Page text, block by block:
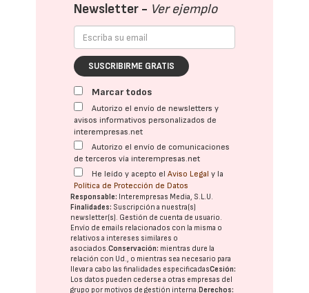
Newsletter - Ver ejemplo
SUSCRIBIRME GRATIS
Marcar todos
Autorizo el envío de newsletters y
avisos informativos personalizados de
interempresas.net
Autorizo el envío de comunicaciones
de terceros vía interempresas.net
He leído y acepto elAviso Legal y la
Política de Protección de Datos
Responsable: Interempresas Media, S.L.U.
Finalidades: Suscripción a nuestra(s)
newsletter(s). Gestión de cuenta de usuario.
Envío de emails relacionados con la misma o
relativos a intereses similares o
asociados.Conservación: mientras dure la
relación con Ud., o mientras sea necesario para
llevar a cabo las finalidades especificadasCesión:
Los datos pueden cederse a otras empresas del
grupo por motivos de gestión interna. Derechos: